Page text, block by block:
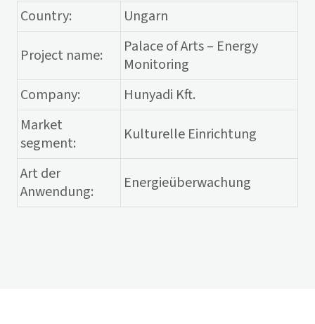
Country:
Ungarn
Project name:
Palace of Arts – Energy
Monitoring
Company:
Hunyadi Kft.
Market
segment:
Kulturelle Einrichtung
Art der
Anwendung:
Energieüberwachung